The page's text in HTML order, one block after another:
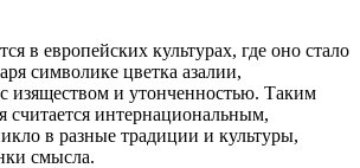
в европейских культурах, где оно стало
символике цветка азалии,
изяществом и утонченностью. Таким
считается интернациональным,
в разные традиции и культуры,
смысла.